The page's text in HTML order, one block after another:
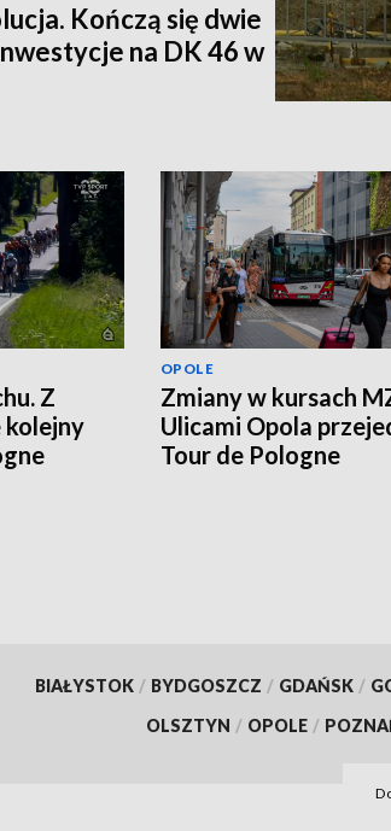
Kończą się dwie
na DK 46 w
Z
OPOLE
Zmiany w kursach
Ulicami Opola
Tour de Pologne
BIAŁYSTOK / BYDGOSZCZ / GDAŃSK /
OLSZTYN / OPOLE /